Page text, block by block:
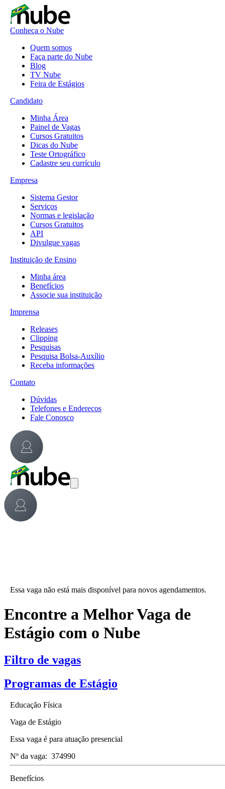
Conheça o Nube
Quem somos
Faça parte do Nube
Blog
TV Nube
Feira de Estágios
Candidato
Minha Área
Painel de Vagas
Cursos Gratuitos
Dicas do Nube
Teste Ortográfico
Cadastre seu currículo
Empresa
Sistema Gestor
Serviços
Normas e legislação
Cursos Gratuitos
API
Divulgue vagas
Instituição de Ensino
Minha área
Benefícios
Associe sua instituição
Imprensa
Releases
Clipping
Pesquisas
Pesquisa Bolsa-Auxílio
Receba informações
Contato
Dúvidas
Telefones e Endereços
Fale Conosco
Essa vaga não está mais disponível para novos agendamentos.
Encontre a Melhor Vaga de
Estágio com o Nube
Filtro de vagas
Programas de Estágio
Educação Física
Vaga de Estágio
Essa vaga é para atuação presencial
Nº da vaga: 374990
Benefícios